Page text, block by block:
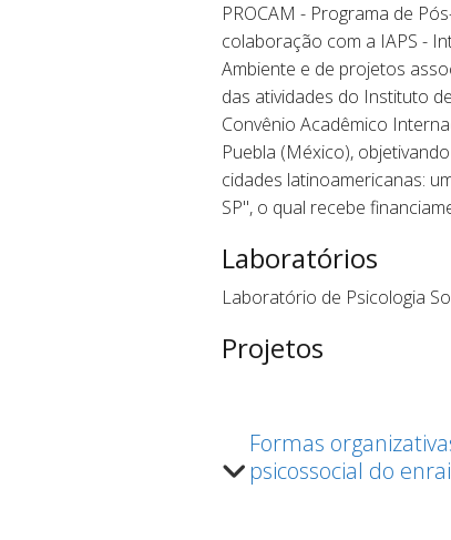
PROCAM - Programa de
colaboração com a IAPS -
Ambiente e de projetos
das atividades do Instituto
Convênio Acadêmico
Puebla (México),
cidades latinoamericanas:
SP", o qual recebe
Laboratórios
Laboratório de Psicologia
Projetos
Formas
psicossocial do